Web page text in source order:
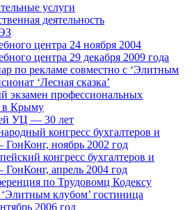
услуги
деятельность
центра 24 ноября 2004
центра 29 декабря 2009 года
по рекламе совместно с ‘Элитным
‘Лесная сказка’
экзамен профессиональных
в Крыму
УЦ — 30 лет
конгресс бухгалтеров и
ГонКонг, ноябрь 2002 год
конгресс бухгалтеров и
ГонКонг, апрель 2004 год
по Трудовомц Кодексу
клубом’ гостиница
2006 год